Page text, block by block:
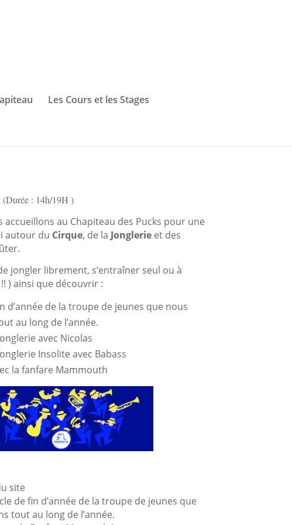
Les Cours et les Stages
(Durée : 14h/19H )
accueillons au Chapiteau des Pucks pour une
autour du Cirque, de la Jonglerieet des
jongler librement, s’entraîner seul ou à
) ainsi que découvrir :
d’année de la troupe de jeunes que nous
au long de l’année.
avec Nicolas
Insolite avec Babass
la fanfare Mammouth
site
de fin d’année de la troupe de jeunes que
tout au long de l’année.